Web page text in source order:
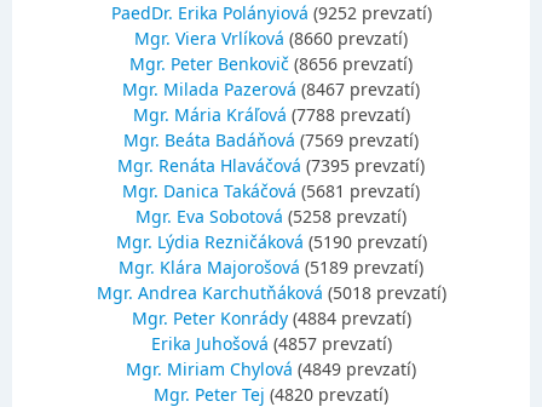
PaedDr. Erika Polányiová (9252 prevzatí)
Mgr. Viera Vrlíková (8660 prevzatí)
Mgr. Peter Benkovič (8656 prevzatí)
Mgr. Milada Pazerová (8467 prevzatí)
Mgr. Mária Kráľová (7788 prevzatí)
Mgr. Beáta Badáňová (7569 prevzatí)
Mgr. Renáta Hlaváčová (7395 prevzatí)
Mgr. Danica Takáčová (5681 prevzatí)
Mgr. Eva Sobotová (5258 prevzatí)
Mgr. Lýdia Rezničáková (5190 prevzatí)
Mgr. Klára Majorošová (5189 prevzatí)
Mgr. Andrea Karchutňáková (5018 prevzatí)
Mgr. Peter Konrády(4884 prevzatí)
Erika Juhošová (4857 prevzatí)
Mgr. Miriam Chylová (4849 prevzatí)
Mgr. Peter Tej (4820 prevzatí)